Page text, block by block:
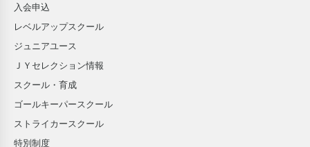
入会申込
レベルアップスクール
ジュニアユース
ＪＹセレクション情報
スクール・育成
ゴールキーパースクール
ストライカースクール
特別制度